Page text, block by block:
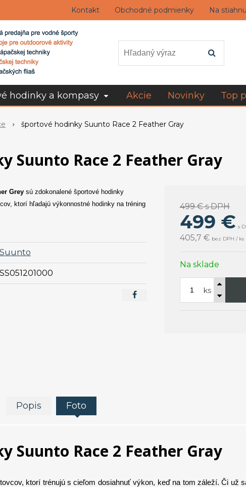
Kontakt Obchodné podmienky Na
hodinky a kompasy Akcie Novinky Top
športové hodinky Suunto Race 2 Feather Gray
Suunto Race 2 Feather Gray
499 €s DPH
499 € s
405,7 € bez DPH / ks
Na sklade
ks
Greysú zdokonalené športové hodinky
ktorí hľadajú výkonnostné hodinky na tréning
Suunto
SS051201000
Popis Foto
Suunto Race 2 Feather Gray
ktorí trénujú s cieľom dosiahnuť výkon, keď na tom záleží. Či už